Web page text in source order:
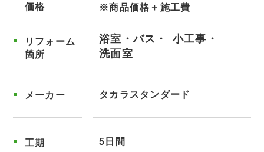
価格
※商品価格＋施工費
リフォーム
箇所
浴室・バス
小工事
洗面室
メーカー タカラスタンダード
工期 5日間